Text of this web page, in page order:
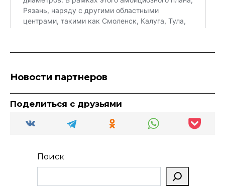
Новости партнеров
Поделиться с друзьями
Поиск